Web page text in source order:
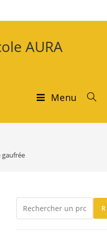
AURA
Menu
gaufrée